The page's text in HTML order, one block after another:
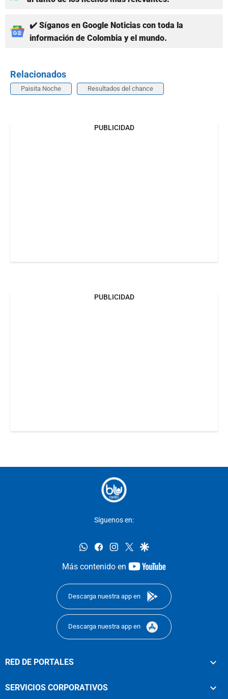
✔️ Síganos en Google Noticias con toda la
información de Colombia y el mundo.
Relacionados
Paisita Noche Resultados del chance
PUBLICIDAD
PUBLICIDAD
Síguenos en:
whatsappfacebookinstagram
twittergoogle
Más contenido en
youtube-
Descarga nuestra app en
Descarga nuestra app en
RED DE PORTALES
SERVICIOS CORPORATIVOS